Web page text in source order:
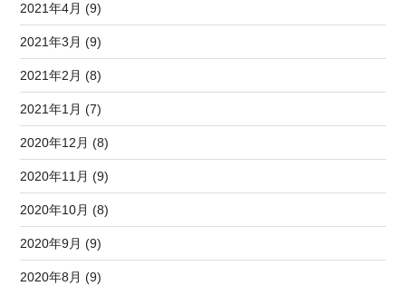
2021年4月 (9)
2021年3月 (9)
2021年2月 (8)
2021年1月 (7)
2020年12月 (8)
2020年11月 (9)
2020年10月 (8)
2020年9月 (9)
2020年8月 (9)